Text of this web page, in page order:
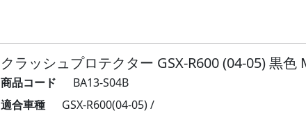
クラッシュプロテクター GSX-R600 (04-05) 黒色
商品コード
BA13-S04B
適合車種
GSX-R600(04-05) /